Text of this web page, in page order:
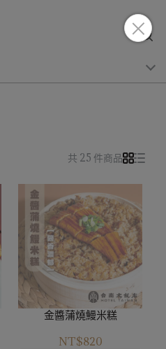
共 25 件商品
金醬蒲燒鰻米糕
NT$820